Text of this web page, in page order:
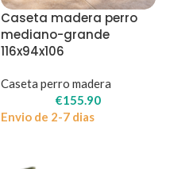
Caseta madera perro
mediano-grande
116x94x106
Caseta perro madera
€155.90
Envio de 2-7 dias